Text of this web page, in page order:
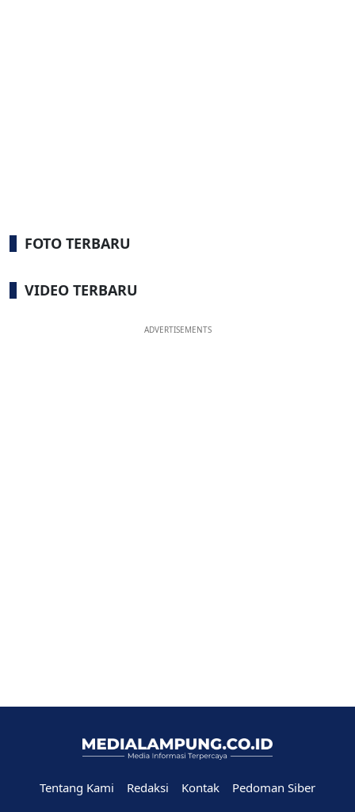
FOTO TERBARU
VIDEO TERBARU
ADVERTISEMENTS
Tentang Kami Redaksi Kontak
Pedoman Siber